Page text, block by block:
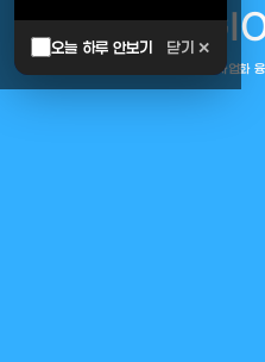
오늘 하루 안보기 닫기 ✕
MEGA
중부권 전체를 잇는 연구–임상–평가–사업화